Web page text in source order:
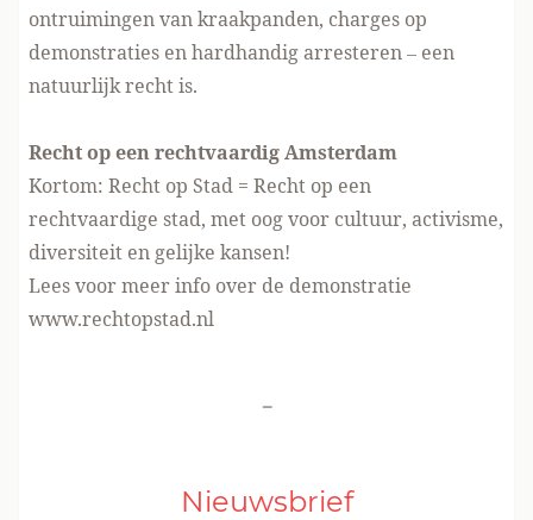
ontruimingen van kraakpanden, charges op
demonstraties en hardhandig arresteren – een
natuurlijk recht is.
Recht op een rechtvaardig Amsterdam
Kortom: Recht op Stad = Recht op een
rechtvaardige stad, met oog voor cultuur, activisme,
diversiteit en gelijke kansen!
Lees voor meer info over de demonstratie
www.rechtopstad.nl
-
Nieuwsbrief